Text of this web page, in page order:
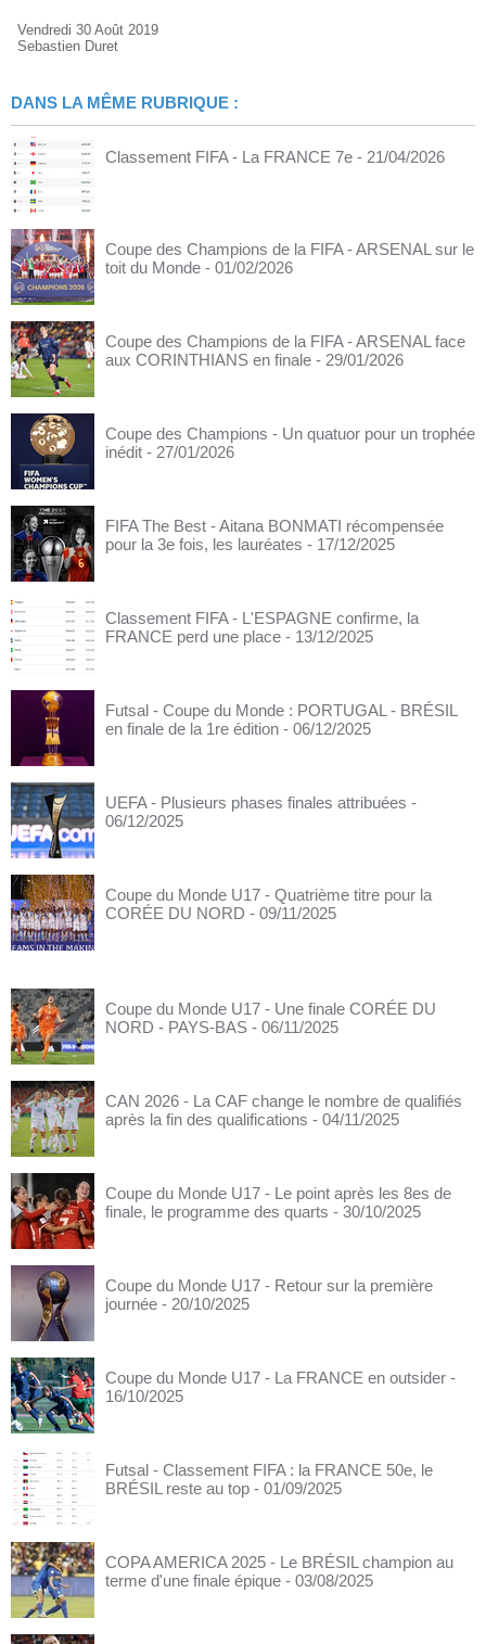
Vendredi 30 Août 2019
Sebastien Duret
DANS LA MÊME RUBRIQUE :
Classement FIFA - La FRANCE 7e - 21/04/2026
Coupe des Champions de la FIFA - ARSENAL sur le
toit du Monde - 01/02/2026
Coupe des Champions de la FIFA - ARSENAL face
aux CORINTHIANS en finale - 29/01/2026
Coupe des Champions - Un quatuor pour un trophée
inédit - 27/01/2026
FIFA The Best - Aitana BONMATI récompensée
pour la 3e fois, les lauréates - 17/12/2025
Classement FIFA - L'ESPAGNE confirme, la
FRANCE perd une place - 13/12/2025
Futsal - Coupe du Monde : PORTUGAL - BRÉSIL
en finale de la 1re édition - 06/12/2025
UEFA - Plusieurs phases finales attribuées -
06/12/2025
Coupe du Monde U17 - Quatrième titre pour la
CORÉE DU NORD - 09/11/2025
Coupe du Monde U17 - Une finale CORÉE DU
NORD - PAYS-BAS - 06/11/2025
CAN 2026 - La CAF change le nombre de qualifiés
après la fin des qualifications - 04/11/2025
Coupe du Monde U17 - Le point après les 8es de
finale, le programme des quarts - 30/10/2025
Coupe du Monde U17 - Retour sur la première
journée - 20/10/2025
Coupe du Monde U17 - La FRANCE en outsider -
16/10/2025
Futsal - Classement FIFA : la FRANCE 50e, le
BRÉSIL reste au top - 01/09/2025
COPA AMERICA 2025 - Le BRÉSIL champion au
terme d'une finale épique - 03/08/2025